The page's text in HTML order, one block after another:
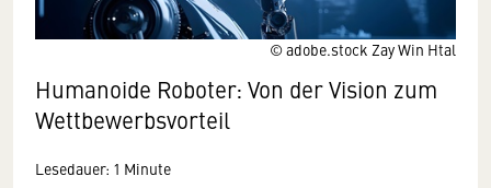
© adobe.stock Zay Win Htal
Humanoide Roboter: Von der Vision zum
Wettbewerbsvorteil
Lesedauer: 1 Minute